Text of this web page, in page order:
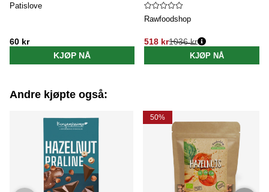
Patislove
60 kr
KJØP NÅ
Rawfoodshop
518 kr
Vanlig pris:
1036 kr
KJØP NÅ
Andre kjøpte også:
50%